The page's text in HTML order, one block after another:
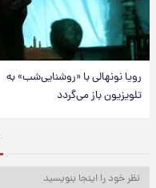
رویا نونهالی با «روشنایی‌شب» به
تلویزیون باز می‌گردد